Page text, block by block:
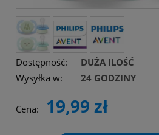
Dostępność:
DUŻA ILOŚĆ
Wysyłka w:
24 GODZINY
Cena: 19,99 zł